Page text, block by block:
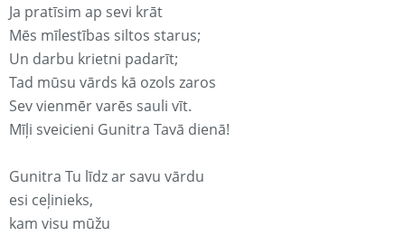
Ja pratīsim ap sevi krāt
Mēs mīlestības siltos starus;
Un darbu krietni padarīt;
Tad mūsu vārds kā ozols zaros
Sev vienmēr varēs sauli vīt.
Mīļi sveicieni Gunitra Tavā dienā!
Gunitra Tu līdz ar savu vārdu
esi ceļinieks,
kam visu mūžu